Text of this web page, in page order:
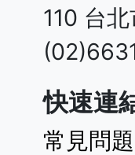
110 台
快速連
常見問題